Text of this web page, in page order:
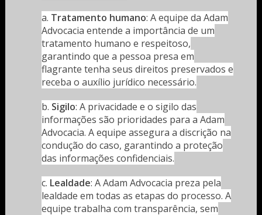
a. Tratamento humano: A equipe da Adam
Advocacia entende a importância de um
tratamento humano e respeitoso,
garantindo que a pessoa presa em
flagrante tenha seus direitos preservados e
receba o auxílio jurídico necessário.
b. Sigilo: A privacidade e o sigilo das
informações são prioridades para a Adam
Advocacia. A equipe assegura a discrição na
condução do caso, garantindo a proteção
das informações confidenciais.
c. Lealdade: A Adam Advocacia preza pela
lealdade em todas as etapas do processo. A
equipe trabalha com transparência, sem